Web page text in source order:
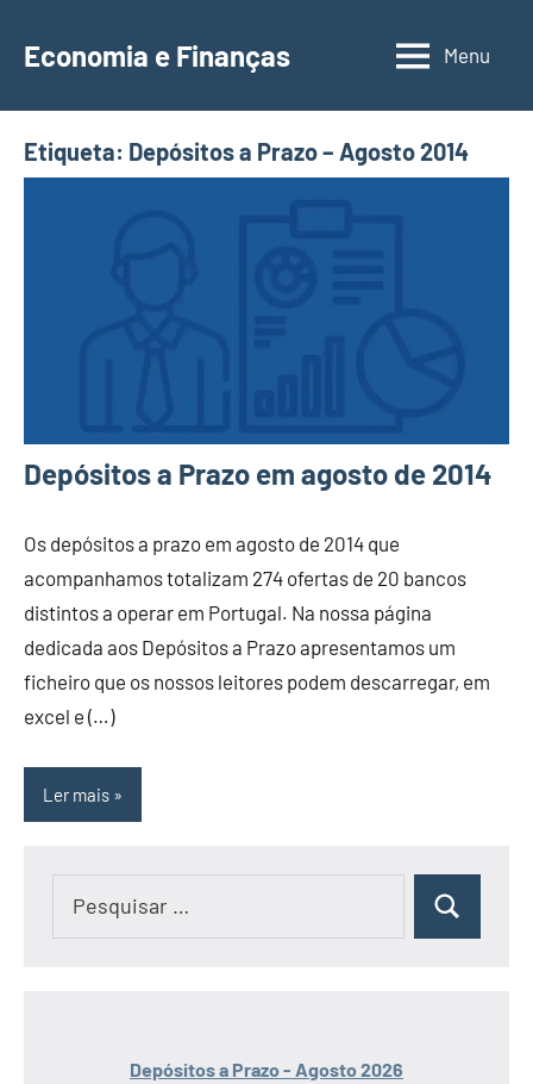
para
conteúdo
Economia e Finanças
Depósitos
IRS,
Finanças
Menu
Etiqueta: Depósitos a Prazo – Agosto 2014
Depósitos a Prazo em agosto de 2014
Os depósitos a prazo em agosto de 2014 que
acompanhamos totalizam 274 ofertas de 20 bancos
distintos a operar em Portugal. Na nossa página
dedicada aos Depósitos a Prazo apresentamos um
ficheiro que os nossos leitores podem descarregar, em
excel e (…)
Ler mais
Pesquisar
Depósitos a Prazo - Agosto 2026